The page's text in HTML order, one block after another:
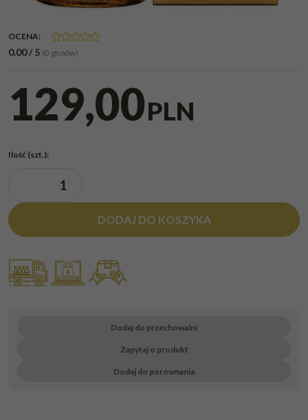
OCENA:
0.00/5 (0 głosów)
129,00PLN
Ilość (szt.):
DODAJ DO KOSZYKA
Dodaj do przechowalni
Zapytaj o produkt
Dodaj do porównania